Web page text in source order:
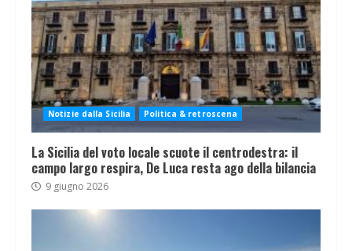
Notizie dalla Sicilia Politica & retroscena
La Sicilia del voto locale scuote il centrodestra: il
campo largo respira, De Luca resta ago della bilancia
9 giugno 2026